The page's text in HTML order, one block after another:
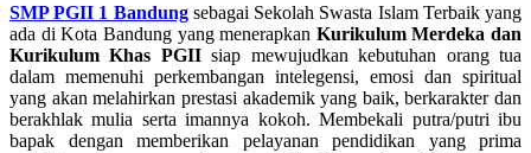
SMP PGII 1 Bandungsebagai Sekolah Swasta Islam Terbaik yang
ada di Kota Bandung yang menerapkan Kurikulum Merdeka dan
Kurikulum Khas PGIIsiap mewujudkan kebutuhan orang tua
dalam memenuhi perkembangan intelegensi, emosi dan spiritual
yang akan melahirkan prestasi akademik yang baik, berkarakter dan
berakhlak mulia serta imannya kokoh. Membekali putra/putri ibu
bapak dengan memberikan pelayanan pendidikan yang prima